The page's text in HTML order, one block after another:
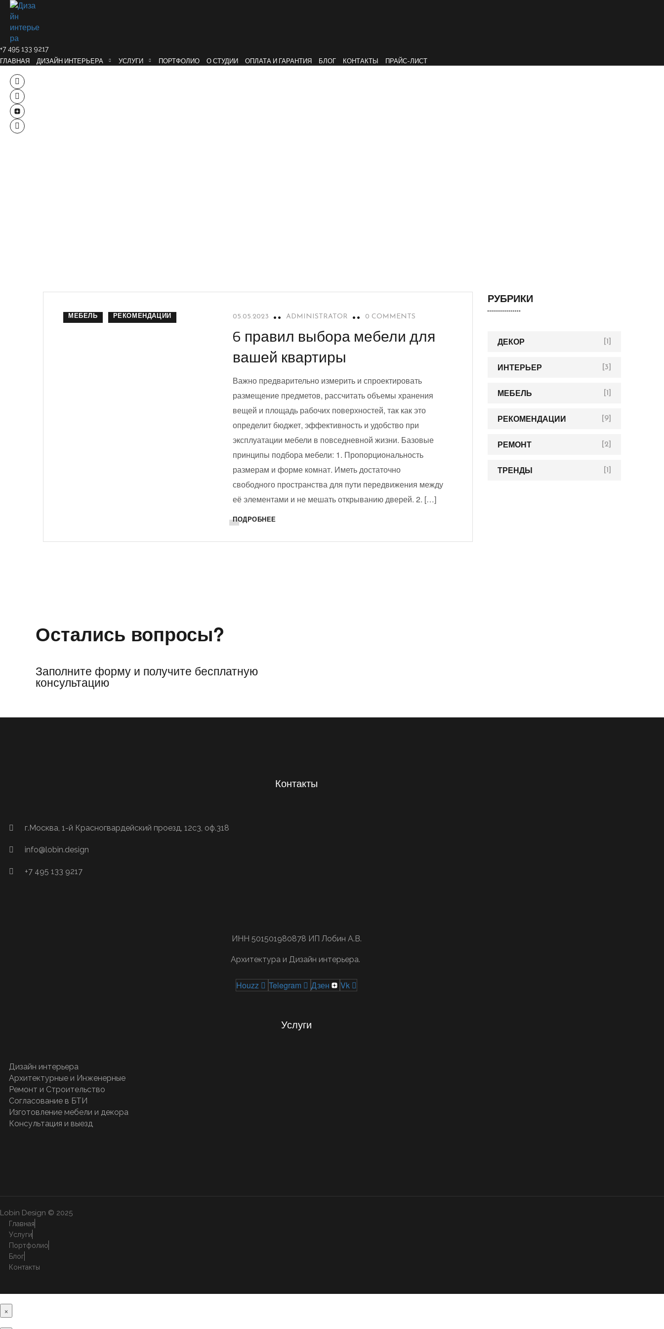
+7 495 133 9217
ГЛАВНАЯ ДИЗАЙН ИНТЕРЬЕРА УСЛУГИ ПОРТФОЛИО О СТУДИИ ОПЛАТА И ГАРАНТИЯ БЛОГ КОНТАКТЫ ПРАЙС-ЛИСТ
МЕБЕЛЬ РЕКОМЕНДАЦИИ 05.05.2023 ADMINISTRATOR 0 COMMENTS
6 правил выбора мебели для
вашей квартиры
Важно предварительно измерить и спроектировать
размещение предметов, рассчитать объемы хранения
вещей и площадь рабочих поверхностей, так как это
определит бюджет, эффективность и удобство при
эксплуатации мебели в повседневной жизни. Базовые
принципы подбора мебели: 1. Пропорциональность
размерам и форме комнат. Иметь достаточно
свободного пространства для пути передвижения между
её элементами и не мешать открыванию дверей. 2. […]
ПОДРОБНЕЕ
РУБРИКИ
ДЕКОР [1]
ИНТЕРЬЕР [3]
МЕБЕЛЬ [1]
РЕКОМЕНДАЦИИ [9]
РЕМОНТ [2]
ТРЕНДЫ [1]
Остались вопросы?
Заполните форму и получите бесплатную
консультацию
Контакты
г.Москва,​ 1-й Красногвардейский проезд, 12с3, оф.318
info@lobin.design
+7 495 133 9217
ИНН 501501980878 ИП Лобин А.В.
Архитектура и Дизайн интерьера.
Houzz Telegram Дзен Vk
Услуги
Дизайн интерьера
Архитектурные и Инженерные
Ремонт и Строительство
Согласование в БТИ
Изготовление мебели и декора
Консультация и выезд
Lobin Design © 2025
Главная
Услуги
Портфолио
Блог
Контакты
×